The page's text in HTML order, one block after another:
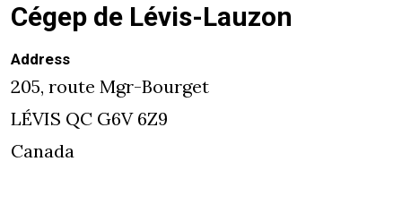
Cégep de Lévis-Lauzon
Address
205, route Mgr-Bourget
LÉVIS QC G6V 6Z9
Canada